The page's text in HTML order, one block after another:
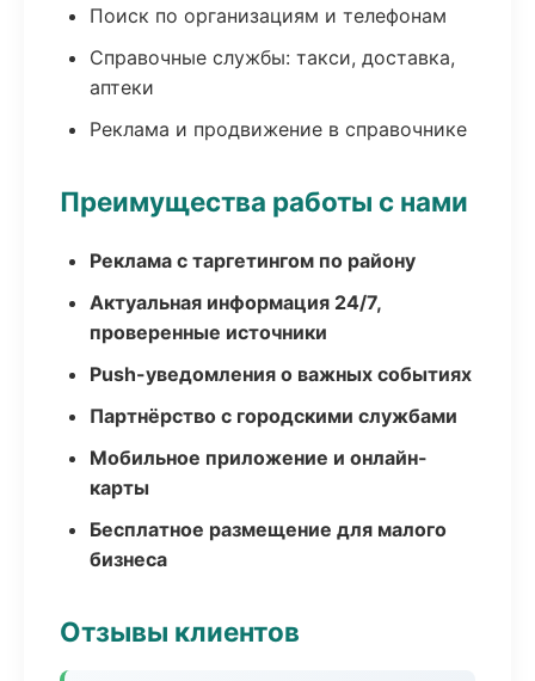
Поиск по организациям и телефонам
Справочные службы: такси, доставка,
аптеки
Реклама и продвижение в справочнике
Преимущества работы с нами
Реклама с таргетингом по району
Актуальная информация 24/7,
проверенные источники
Push-уведомления о важных событиях
Партнёрство с городскими службами
Мобильное приложение и онлайн-
карты
Бесплатное размещение для малого
бизнеса
Отзывы клиентов